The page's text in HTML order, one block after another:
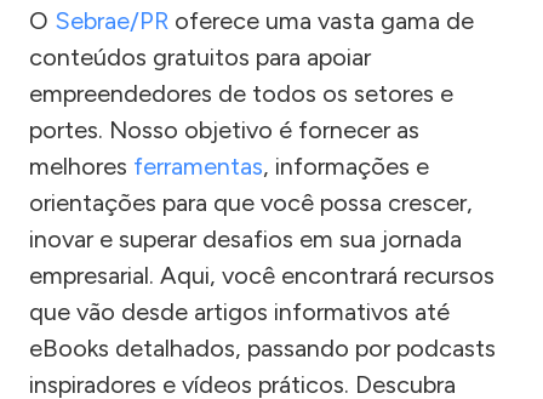
O Sebrae/PR oferece uma vasta gama de
conteúdos gratuitos para apoiar
empreendedores de todos os setores e
portes. Nosso objetivo é fornecer as
melhores ferramentas, informações e
orientações para que você possa crescer,
inovar e superar desafios em sua jornada
empresarial. Aqui, você encontrará recursos
que vão desde artigos informativos até
eBooks detalhados, passando por podcasts
inspiradores e vídeos práticos. Descubra